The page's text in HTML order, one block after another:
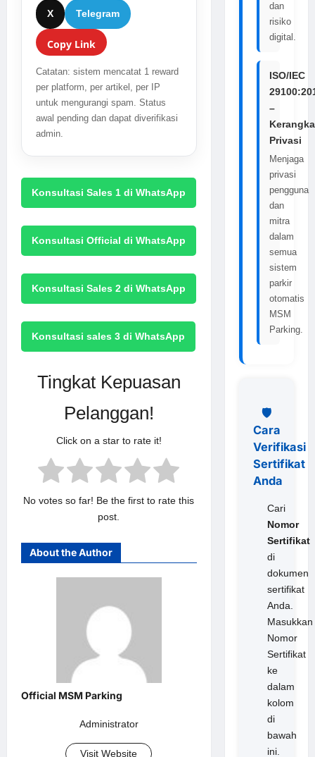
X Telegram
Copy Link
Catatan: sistem mencatat 1 reward
per platform, per artikel, per IP
untuk mengurangi spam. Status
awal pending dan dapat diverifikasi
admin.
Konsultasi Sales 1 di WhatsApp
Konsultasi Official di WhatsApp
Konsultasi Sales 2 di WhatsApp
Konsultasi sales 3 di WhatsApp
Tingkat Kepuasan
Pelanggan!
Click on a star to rate it!
No votes so far! Be the first to rate this
post.
About the Author
Administrator
Visit Website
dan
risiko
digital.
ISO/IEC
–
Kerangka
Privasi
Menjaga
privasi
pengguna
dan
mitra
dalam
semua
sistem
parkir
otomatis
MSM
Parking.
🛡️
Cara
Verifikasi
Sertifikat
Anda
Cari
Nomor
Sertifikat
di
dokumen
sertifikat
Anda.
Masukkan
Nomor
Sertifikat
ke
dalam
kolom
di
bawah
ini.